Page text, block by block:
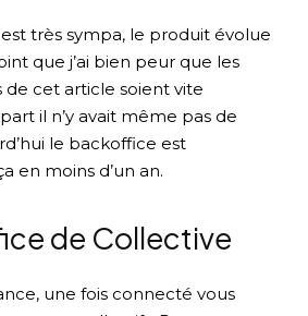
très sympa, le produit évolue
que j’ai bien peur que les
de cet article soient vite
il n’y avait même pas de
le backoffice est
en moins d’un an.
de Collective
une fois connecté vous